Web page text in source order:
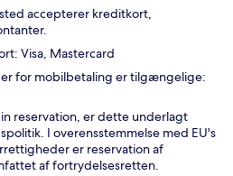
accepterer kreditkort,
Visa, Mastercard
for mobilbetaling er tilgængelige:
reservation, er dette underlagt
I overensstemmelse med EU's
er reservation af
af fortrydelsesretten.